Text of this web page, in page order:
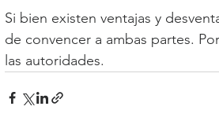
Si bien existen ventajas y
de convencer a ambas partes.
las autoridades.